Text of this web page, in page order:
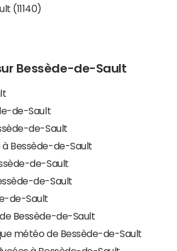
(11140)
Bessède-de-Sault
de-Sault
de-Sault
à Bessède-de-Sault
de-Sault
de-Sault
de-Sault
Bessède-de-Sault
météo de Bessède-de-Sault